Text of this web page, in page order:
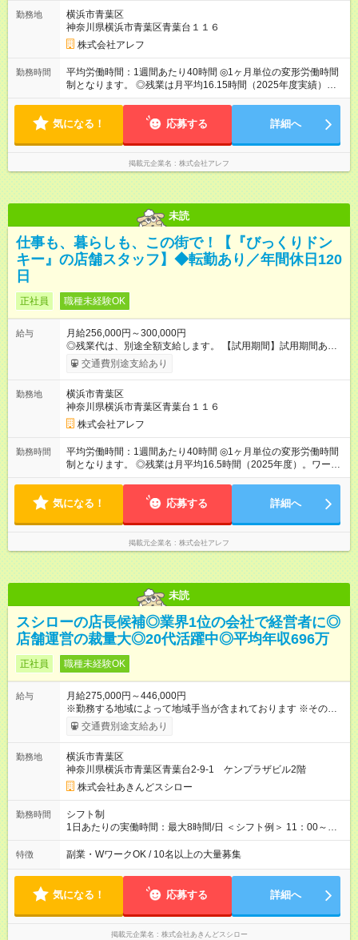
勤務地
横浜市青葉区
神奈川県横浜市青葉区青葉台１１６
株式会社アレフ
勤務時間
平均労働時間：1週間あたり40時間 ◎1ヶ月単位の変形労働時間
制となります。 ◎残業は月平均16.15時間（2025年度実績）。
ワークライフバランス充実のため、働きやすい環境づくりを推
の変形労働時間制となります。 ◎残業は月平均16.15時間
すい環境づくりを推進しています。
気になる！ 応募する 詳細へ
掲載元企業名 株式会社アレフ
未読
仕事も、暮らしも、この街で！【『びっくりドン
キー』の店舗スタッフ】◆転勤あり／年間休日120
日
正社員 職種未経験OK
給与
月給256,000円～300,000円
◎残業代は、別途全額支給します。 【試用期間】試用期間あり
試用期間の長さ：3ヶ月 雇用形態、給与は本採用時と同じです。
交通費別途支給あり
勤務地
横浜市青葉区
神奈川県横浜市青葉区青葉台１１６
株式会社アレフ
勤務時間
平均労働時間：1週間あたり40時間 ◎1ヶ月単位の変形労働時間
制となります。 ◎残業は月平均16.5時間（2025年度）。ワーク
ライフバランス充実のため、働きやすい環境づくりを推進して
労働時間制となります。 ◎残業は月平均16.5時間（2025年
りを推進しています。
気になる！ 応募する 詳細へ
掲載元企業名 株式会社アレフ
未読
スシローの店長候補◎業界1位の会社で経営者に◎
店舗運営の裁量大◎20代活躍中◎平均年収696万
正社員 職種未経験OK
給与
月給275,000円～446,000円
※勤務する地域によって地域手当が含まれております ※その他ブ
ロック外勤務手当を支給。1分単位での残業代（100％支給）や
年3回の賞与、諸手当も別途支給します。 ＜月給例＞ 【例1】転
合：月給28万円＋残業代・諸手当 ※地域手当2万円が含まれま
す。 【例2】転居可能の「ブロック限定勤務制度」の場合 ブロ
ック外東京23区内勤務の場合：月給29万5000円＋残業代・諸手
当 ※地域手当2万円やブロック外勤務手当1万5000円が含まれま
す。 ＜水準以上の収入を得られる環境！＞ 全社員の平均年収は
603万円（平均月給38万9000円／2025年度実績）で、店長の平
らに自己負担額2万円の寮や各種手当があるため「前職より貯金
できている」と話す社員が多くいます！ 【試用期間】試用期間
あり 試用期間の長さ：3ヶ月 雇用形態、給与は本採用時と同じ
です。
交通費別途支給あり
勤務地
横浜市青葉区
神奈川県横浜市青葉区青葉台2-9-1 ケンプラザビル2階
株式会社あきんどスシロー
勤務時間
シフト制
1日あたりの実働時間：最大8時間/日 ＜シフト例＞ 11：00～
20：00、12：00～21：00、15：00～24：00 ※1ヶ月単位の変
形労働時間制（週平均実働40時間） ◎残業は月30h程度。1店舗
出勤前にジムに通う社員も多くいま す。繁忙期以外は1日通して
働くことがほぼありません！
特徴 副業・WワークOK / 10名以上の大量募集
気になる！ 応募する 詳細へ
掲載元企業名 株式会社あきんどスシロー